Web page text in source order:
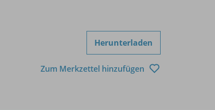
Herunterladen
Zum Merkzettel hinzufügen